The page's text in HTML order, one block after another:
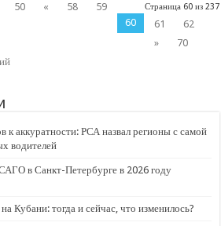
Страница 60 из 237
50 « 58
59
60
61
62
»
70
аккуратности: РСА назвал регионы с самой
водителей
в Санкт-Петербурге в 2026 году
Кубани: тогда и сейчас, что изменилось?